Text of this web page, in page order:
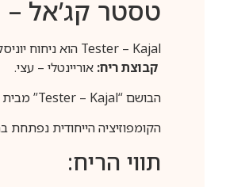
טסטר קג’אל –
Tester – Kajal הוא ניחוח יוניסקס אלגנטי וחושני מבית Kajal, המשלב תווים עשירים ומרתקים לחוויה ארומטית בלתי נשכחת.
קבוצת ריח: אוריינטלי – עצי.
הבושם “Tester – Kajal” מבית היוצר של Kajal Paris מעניק תחושה של עוצמה וביטחון עצמי. הוא מיועד לגברים ולנשים המחפשים ניחוח מתוחכם ומעורר השראה, המתאים לכל אירוע.
הקומפוזיציה הייחודית נפתחת
תווי הריח: